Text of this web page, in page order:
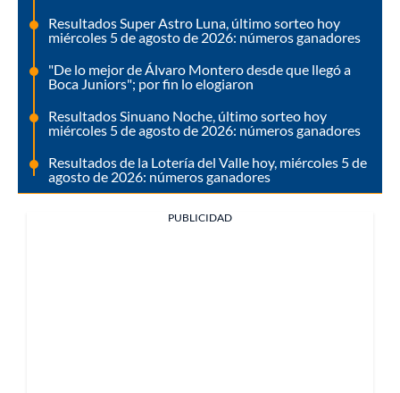
Resultados Super Astro Luna, último sorteo hoy
miércoles 5 de agosto de 2026: números ganadores
"De lo mejor de Álvaro Montero desde que llegó a
Boca Juniors"; por fin lo elogiaron
Resultados Sinuano Noche, último sorteo hoy
miércoles 5 de agosto de 2026: números ganadores
Resultados de la Lotería del Valle hoy, miércoles 5 de
agosto de 2026: números ganadores
PUBLICIDAD